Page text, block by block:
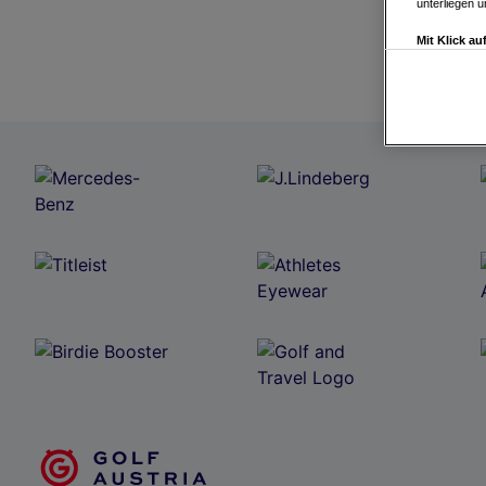
unterliegen
Mit Klick
auf
Liste der